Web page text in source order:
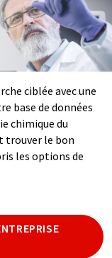
ciblée avec une
base de données
chimique du
trouver le bon
les options de